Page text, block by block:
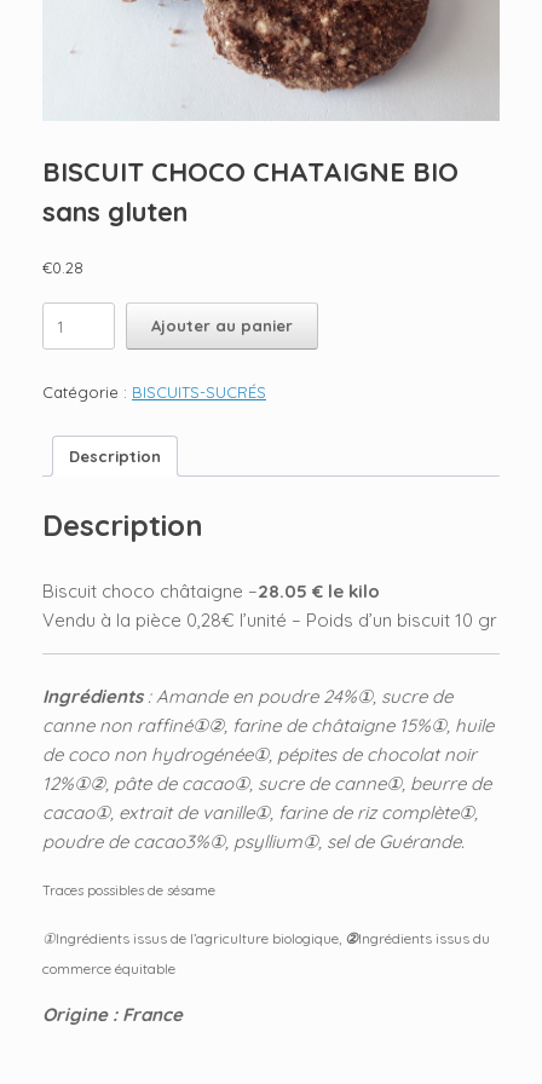
BISCUIT CHOCO CHATAIGNE BIO
sans gluten
€0.28
CHATAIGNE
sans
gluten
Ajouter au panier
Catégorie : BISCUITS-SUCRÉS
Description
Description
Biscuit choco châtaigne –28.05 € le kilo
Vendu à la pièce 0,28€ l’unité – Poids d’un biscuit 10 gr
Ingrédients: Amande en poudre 24%①, sucre de
canne non raffiné①②, farine de châtaigne 15%①, huile
de coco non hydrogénée①, pépites de chocolat noir
12%①②, pâte de cacao①, sucre de canne①, beurre de
cacao①, extrait de vanille①, farine de riz complète①,
poudre de cacao3%①, psyllium①, sel de Guérande.
Traces possibles de sésame
①Ingrédients issus de l’agriculture biologique, ②Ingrédients issus du
commerce équitable
Origine : France